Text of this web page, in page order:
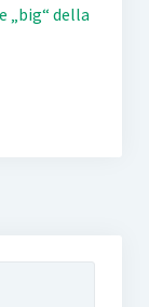
„big“ della